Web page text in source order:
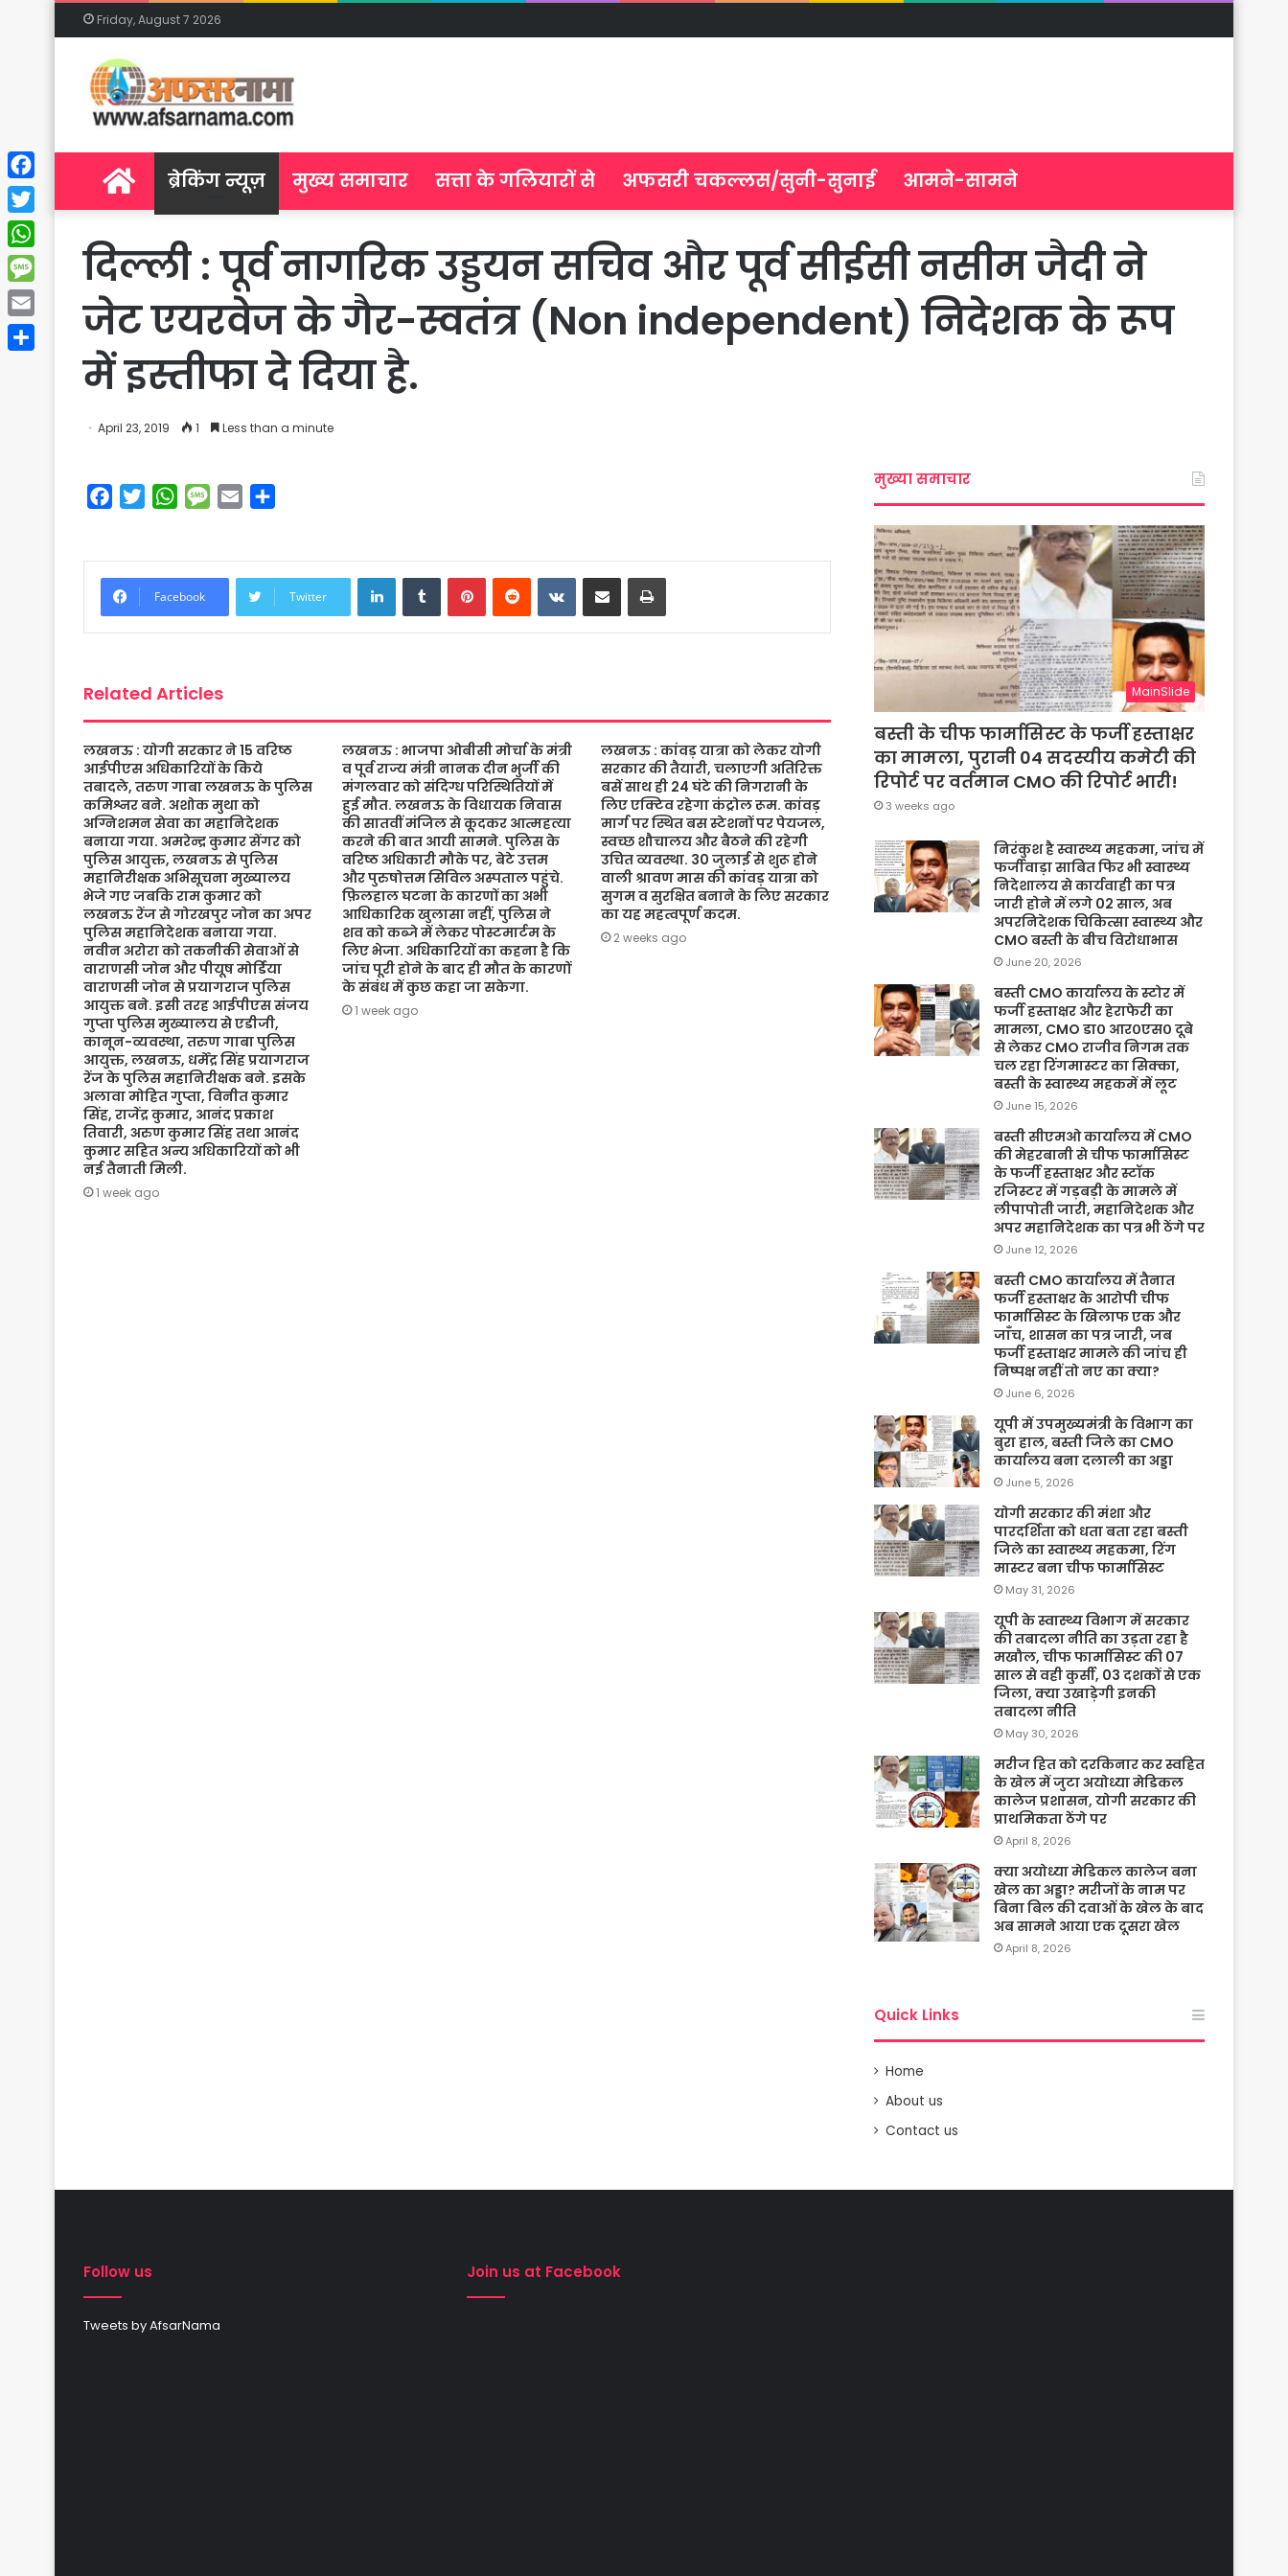
Friday, August 7 2026
Homeब्रेकिंग न्यूज़ मुख्य समाचार सत्ता के गलियारों से अफसरी चकल्लस/सुनी-सुनाई आमने-सामने
दिल्ली : पूर्व नागरिक उड्डयन सचिव और पूर्व सीईसी नसीम जैदी ने
जेट एयरवेज के गैर-स्वतंत्र (Non independent) निदेशक के रूप
में इस्तीफा दे दिया है.
April 23, 2019 1 Less than a minute
b
o
e
W
s
A
M
g
Facebook Twitter
LinkedInTumblrPinterestReddit VKontakte
Share via Email Print
Related Articles
लखनऊ : योगी सरकार ने 15 वरिष्ठ
आईपीएस अधिकारियों के किये
तबादले, तरुण गाबा लखनऊ के पुलिस
कमिश्नर बने. अशोक मुथा को
अग्निशमन सेवा का महानिदेशक
बनाया गया. अमरेन्द्र कुमार सेंगर को
पुलिस आयुक्त, लखनऊ से पुलिस
महानिरीक्षक अभिसूचना मुख्यालय
भेजे गए जबकि राम कुमार को
लखनऊ रेंज से गोरखपुर जोन का अपर
पुलिस महानिदेशक बनाया गया.
नवीन अरोरा को तकनीकी सेवाओं से
वाराणसी जोन और पीयूष मोर्डिया
वाराणसी जोन से प्रयागराज पुलिस
आयुक्त बने. इसी तरह आईपीएस संजय
गुप्ता पुलिस मुख्यालय से एडीजी,
कानून-व्यवस्था, तरुण गाबा पुलिस
आयुक्त, लखनऊ, धर्मेंद्र सिंह प्रयागराज
रेंज के पुलिस महानिरीक्षक बने. इसके
अलावा मोहित गुप्ता, विनीत कुमार
सिंह, राजेंद्र कुमार, आनंद प्रकाश
तिवारी, अरुण कुमार सिंह तथा आनंद
कुमार सहित अन्य अधिकारियों को भी
नई तैनाती मिली.
1 week ago
लखनऊ : भाजपा ओबीसी मोर्चा के मंत्री
व पूर्व राज्य मंत्री नानक दीन भुर्जी की
मंगलवार को संदिग्ध परिस्थितियों में
हुई मौत. लखनऊ के विधायक निवास
की सातवीं मंजिल से कूदकर आत्महत्या
करने की बात आयी सामने. पुलिस के
वरिष्ठ अधिकारी मौके पर, बेटे उत्तम
और पुरुषोत्तम सिविल अस्पताल पहुंचे.
फ़िलहाल घटना के कारणों का अभी
आधिकारिक खुलासा नहीं, पुलिस ने
शव को कब्जे में लेकर पोस्टमार्टम के
लिए भेजा. अधिकारियों का कहना है कि
जांच पूरी होने के बाद ही मौत के कारणों
के संबंध में कुछ कहा जा सकेगा.
1 week ago
लखनऊ : कांवड़ यात्रा को लेकर योगी
सरकार की तैयारी, चलाएगी अतिरिक्त
बसें साथ ही 24 घंटे की निगरानी के
लिए एक्टिव रहेगा कंट्रोल रूम. कांवड़
मार्ग पर स्थित बस स्टेशनों पर पेयजल,
स्वच्छ शौचालय और बैठने की रहेगी
उचित व्यवस्था. 30 जुलाई से शुरू होने
वाली श्रावण मास की कांवड़ यात्रा को
सुगम व सुरक्षित बनाने के लिए सरकार
का यह महत्वपूर्ण कदम.
2 weeks ago
मुख्या समाचार
MainSlide
बस्ती के चीफ फार्मासिस्ट के फर्जी हस्ताक्षर
का मामला, पुरानी 04 सदस्यीय कमेटी की
रिपोर्ट पर वर्तमान CMO की रिपोर्ट भारी!
3 weeks ago
निरंकुश है स्वास्थ्य महकमा, जांच में
फर्जीवाड़ा साबित फिर भी स्वास्थ्य
निदेशालय से कार्यवाही का पत्र
जारी होने में लगे 02 साल, अब
अपरनिदेशक चिकित्सा स्वास्थ्य और
CMO बस्ती के बीच विरोधाभास
June 20, 2026
बस्ती CMO कार्यालय के स्टोर में
फर्जी हस्ताक्षर और हेराफेरी का
मामला, CMO डा० आर०एस० दूबे
से लेकर CMO राजीव निगम तक
चल रहा रिंगमास्टर का सिक्का,
बस्ती के स्वास्थ्य महकमें में लूट
June 15, 2026
बस्ती सीएमओ कार्यालय में CMO
की मेहरबानी से चीफ फार्मासिस्ट
के फर्जी हस्ताक्षर और स्टॉक
रजिस्टर में गड़बड़ी के मामले में
लीपापोती जारी, महानिदेशक और
अपर महानिदेशक का पत्र भी ठेंगे पर
June 12, 2026
बस्ती CMO कार्यालय में तैनात
फर्जी हस्ताक्षर के आरोपी चीफ
फार्मासिस्ट के खिलाफ एक और
जाँच, शासन का पत्र जारी, जब
फर्जी हस्ताक्षर मामले की जांच ही
निष्पक्ष नहीं तो नए का क्या?
June 6, 2026
यूपी में उपमुख्यमंत्री के विभाग का
बुरा हाल, बस्ती जिले का CMO
कार्यालय बना दलाली का अड्डा
June 5, 2026
योगी सरकार की मंशा और
पारदर्शिता को धता बता रहा बस्ती
जिले का स्वास्थ्य महकमा, रिंग
मास्टर बना चीफ फार्मासिस्ट
May 31, 2026
यूपी के स्वास्थ्य विभाग में सरकार
की तबादला नीति का उड़ता रहा है
मखौल, चीफ फार्मासिस्ट की 07
साल से वही कुर्सी, 03 दशकों से एक
जिला, क्या उखाड़ेगी इनकी
तबादला नीति
May 30, 2026
मरीज हित को दरकिनार कर स्वहित
के खेल में जुटा अयोध्या मेडिकल
कालेज प्रशासन, योगी सरकार की
प्राथमिकता ठेंगे पर
April 8, 2026
क्या अयोध्या मेडिकल कालेज बना
खेल का अड्डा? मरीजों के नाम पर
बिना बिल की दवाओं के खेल के बाद
अब सामने आया एक दूसरा खेल
April 8, 2026
Quick Links
Home
About us
Contact us
Follow us
Tweets by AfsarNama
Join us at Facebook
Facebook
Twitter
WhatsApp
Message
Email